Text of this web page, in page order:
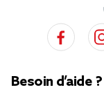
Besoin d’aide ?